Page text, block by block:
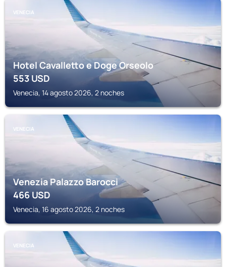
VENECIA
Hotel Cavalletto e Doge Orseolo
553USD
Venecia, 14 agosto 2026, 2 noches
VENECIA
Venezia Palazzo Barocci
466USD
Venecia, 16 agosto 2026, 2 noches
VENECIA